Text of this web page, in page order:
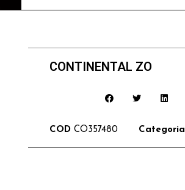
CONTINENTAL ZO
COD CO357480 Categoria